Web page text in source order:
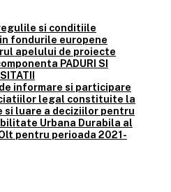
si conditiile
fondurile europene
apelului de proiecte
PADURI SI
informare si participare
legal constituite la
si luare a deciziilor pentru
Urbana Durabila al
pentru perioada 2021-